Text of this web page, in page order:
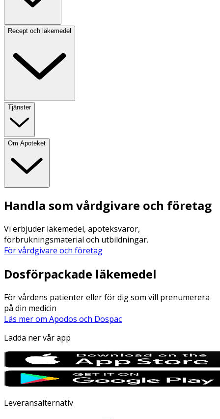
Recept och läkemedel
Tjänster
Om Apoteket
Handla som vårdgivare och företag
Vi erbjuder läkemedel, apoteksvaror,
förbrukningsmaterial och utbildningar.
För vårdgivare och företag
Dosförpackade läkemedel
För vårdens patienter eller för dig som vill prenumerera
på din medicin
Läs mer om Apodos och Dospac
Ladda ner vår app
Leveransalternativ